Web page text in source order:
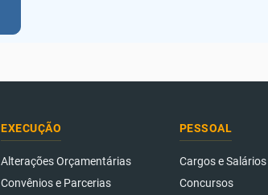
EXECUÇÃO
Alterações Orçamentárias
Convênios e Parcerias
PESSOAL
Cargos e Salários
Concursos